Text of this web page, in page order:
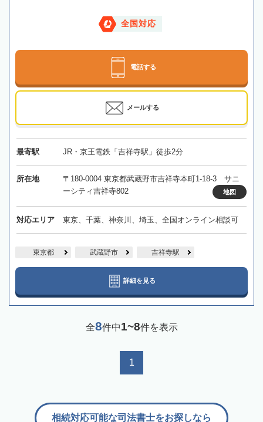
全国対応
電話する
メールする
最寄駅 JR・京王電鉄「吉祥寺駅」徒歩2分
所在地
〒180-0004 東京都武蔵野市吉祥寺本町1-18-3 サニ
ーシティ吉祥寺802
地図
対応エリア 東京、千葉、神奈川、埼玉、全国オンライン相談可
東京都 武蔵野市 吉祥寺駅
詳細を見る
全8件中1~8件を表示
1
相続対応可能な司法書士をお探しなら